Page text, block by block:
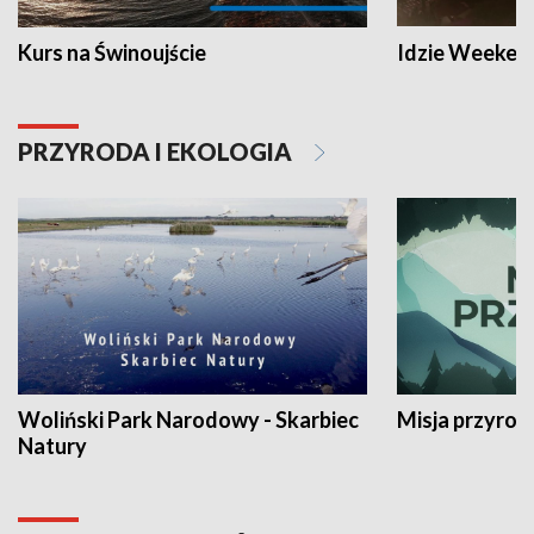
Kurs na Świnoujście Idzie
PRZYRODA I EKOLOGIA
Woliński Park Narodowy - Skarbiec
Natury
Misja